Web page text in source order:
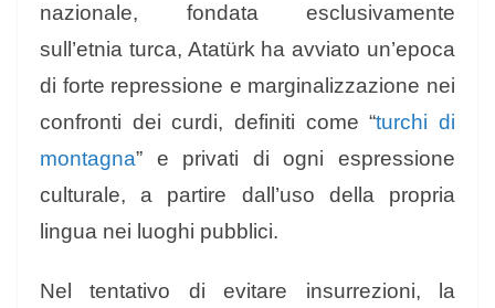
nazionale, fondata esclusivamente
sull’etnia turca, Atatürk ha avviato un’epoca
di forte repressione e marginalizzazione nei
confronti dei curdi, definiti come “turchi di
montagna” e privati di ogni espressione
culturale, a partire dall’uso della propria
lingua nei luoghi pubblici.
Nel tentativo di evitare insurrezioni, la